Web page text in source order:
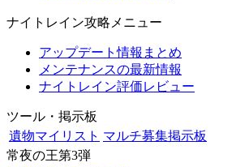
ナイトレイン攻略メニュー
アップデート情報まとめ
メンテナンスの最新情報
ナイトレイン評価レビュー
ツール・掲示板
遺物マイリスト マルチ募集掲示板
常夜の王第3弾